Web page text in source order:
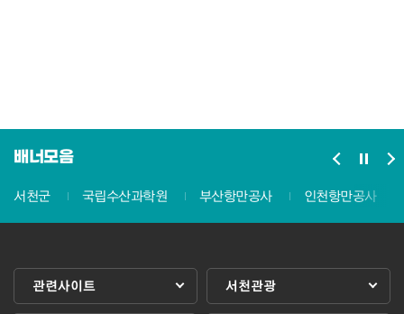
배너모음
서천군
국립수산과학원 부산항만공사 인천항만공사
관련사이트 서천관광